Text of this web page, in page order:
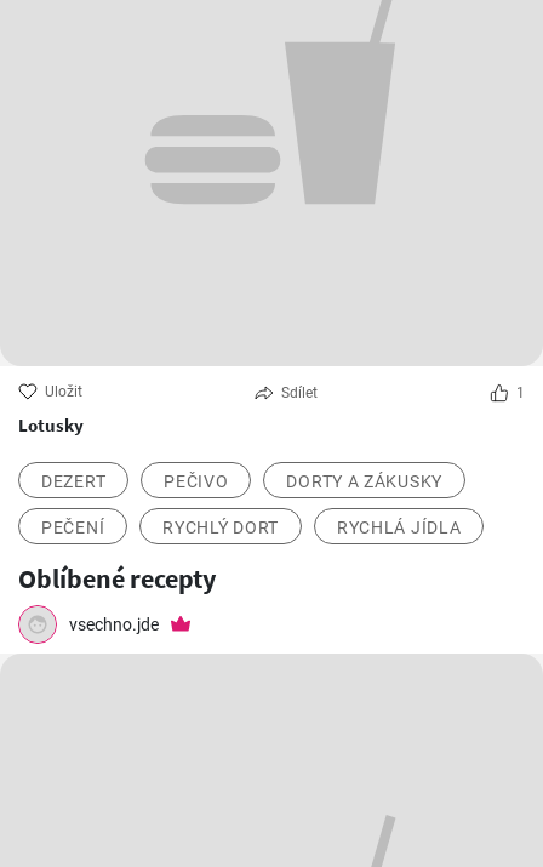
Uložit Sdílet 1
Lotusky
DEZERT PEČIVO DORTY A ZÁKUSKY
PEČENÍ RYCHLÝ DORT RYCHLÁ JÍDLA
Oblíbené recepty
vsechno.jde